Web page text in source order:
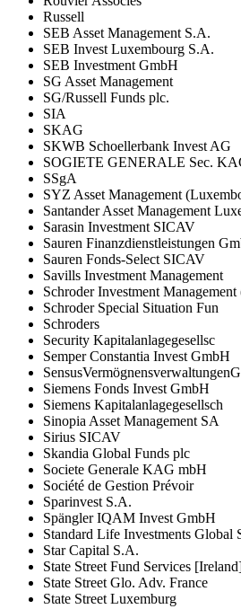
Russell
SEB Asset Management S.A.
SEB Invest Luxembourg S.A.
SEB Investment GmbH
SG Asset Management
SG/Russell Funds plc.
SIA
SKAG
SKWB Schoellerbank Invest AG
SOGIETE GENERALE Sec.
SSgA
SYZ Asset Management
Santander Asset Management
Sarasin Investment SICAV
Sauren Finanzdienstleistungen
Sauren Fonds-Select SICAV
Savills Investment Management
Schroder Investment
Schroder Special Situation Fun
Schroders
Security Kapitalanlagegesellsc
Semper Constantia Invest GmbH
Siemens Fonds Invest GmbH
Siemens Kapitalanlagegesellsch
Sinopia Asset Management SA
Sirius SICAV
Skandia Global Funds plc
Societe Generale KAG mbH
Société de Gestion Prévoir
Sparinvest S.A.
Spängler IQAM Invest GmbH
Standard Life Investments Global
Star Capital S.A.
State Street Fund Services
State Street Glo. Adv. France
State Street Luxemburg